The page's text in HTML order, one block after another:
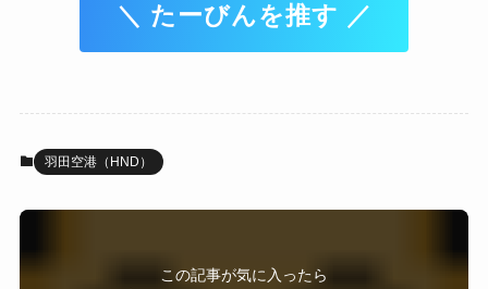
＼ たーびんを推す ／
羽田空港（HND）
この記事が気に入ったら